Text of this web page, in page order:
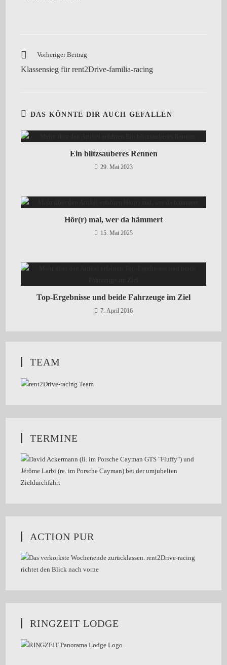
Vorheriger Beitrag
Klassensieg für rent2Drive-familia-racing
DAS KÖNNTE DIR AUCH GEFALLEN
Ein blitzsauberes Rennen
29. Mai 2023
Hör(r) mal, wer da hämmert
15. Mai 2025
Top-Ergebnisse und beide Fahrzeuge im Ziel
7. April 2016
TEAM
TERMINE
ACTION PUR
RINGZEIT LODGE